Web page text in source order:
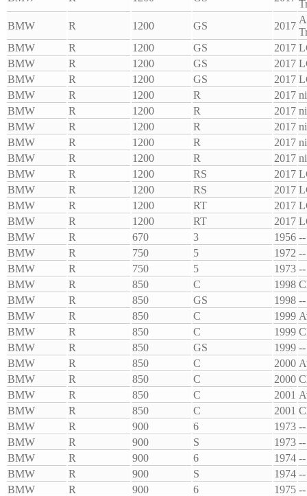
BMW
R 1200 GS 2017
BMW
R 1200 GS 2017
BMW
R 1200 GS 2017
BMW
R 1200 GS 2017
BMW
R 1200 R 2017
BMW
R 1200 R 2017
BMW
R 1200 R 2017
BMW
R 1200 R 2017
BMW
R 1200 R 2017
BMW
R 1200 RS 2017
BMW
R 1200 RS 2017
BMW
R 1200 RT 2017
BMW
R 1200 RT 2017
BMW
R 670 3 1956 --
BMW
R 750 5 1972 --
BMW
R 750 5 1973 --
BMW
R 850 C 1998
BMW
R 850 GS 1998 --
BMW
R 850 C 1999
BMW
R 850 C 1999
BMW
R 850 GS 1999 --
BMW
R 850 C 2000
BMW
R 850 C 2000
BMW
R 850 C 2001
BMW
R 850 C 2001
BMW
R 900 6 1973 --
BMW
R 900 S 1973 --
BMW
R 900 6 1974 --
BMW
R 900 S 1974 --
BMW
R 900 6 1975 --